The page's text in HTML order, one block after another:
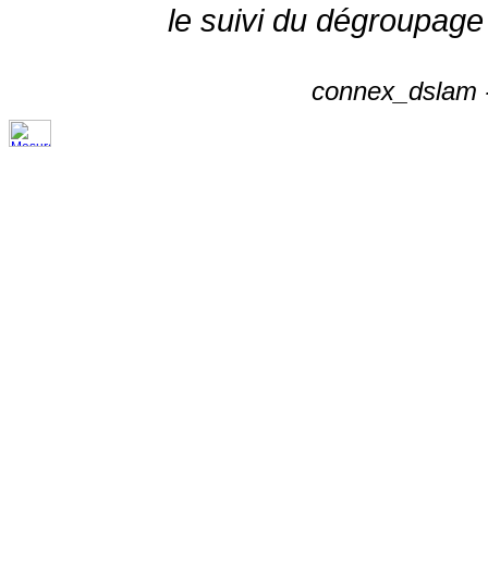
le suivi du
connex_dslam